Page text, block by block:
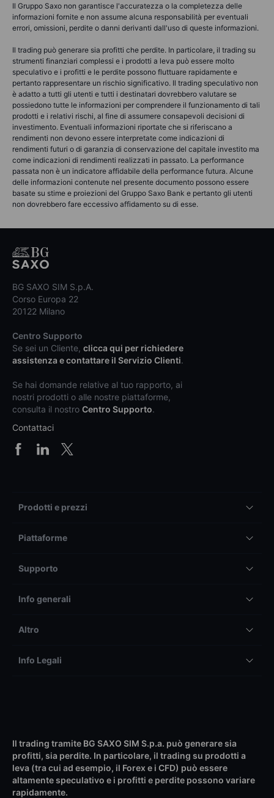
Il Gruppo Saxo non garantisce l'accuratezza o la completezza delle
informazioni fornite e non assume alcuna responsabilità per eventuali
errori, omissioni, perdite o danni derivanti dall'uso di queste informazioni.
Il trading può generare sia profitti che perdite. In particolare, il trading su
strumenti finanziari complessi e i prodotti a leva può essere molto
speculativo e i profitti e le perdite possono fluttuare rapidamente e
pertanto rappresentare un rischio significativo. Il trading speculativo non
è adatto a tutti gli utenti e tutti i destinatari dovrebbero valutare se
possiedono tutte le informazioni per comprendere il funzionamento di tali
prodotti e i relativi rischi, al fine di assumere consapevoli decisioni di
investimento. Eventuali informazioni riportate che si riferiscano a
rendimenti non devono essere interpretate come indicazioni di
rendimenti futuri o di garanzia di conservazione del capitale investito ma
come indicazioni di rendimenti realizzati in passato. La performance
passata non è un indicatore affidabile della performance futura. Alcune
delle informazioni contenute nel presente documento possono essere
basate su stime e proiezioni del Gruppo Saxo Bank e pertanto gli utenti
non dovrebbero fare eccessivo affidamento su di esse.
BG SAXO SIM S.p.A.
Corso Europa 22
20122 Milano
Centro Supporto
Se sei un Cliente, clicca qui per richiedere
assistenza e contattare il Servizio Clienti.
Se hai domande relative al tuo rapporto, ai
nostri prodotti o alle nostre piattaforme,
consulta il nostro Centro Supporto.
Contattaci
Prodotti e prezzi
Piattaforme
Supporto
Info generali
Altro
Info Legali
Il trading tramite BG SAXO SIM S.p.a. può generare sia
profitti, sia perdite. In particolare, il trading su prodotti a
leva (tra cui ad esempio, il Forex e i CFD) può essere
altamente speculativo e i profitti e perdite possono variare
rapidamente.